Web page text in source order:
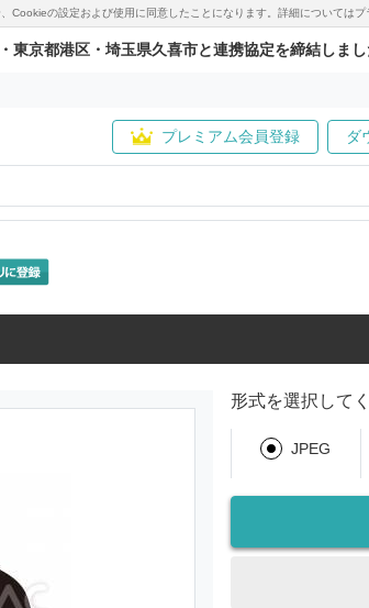
の設定および使用に同意したことになります。詳細については
東京都港区・埼玉県久喜市と連携協定を締結しまし
プレミアム会員登録 ダ
形式を選択して
JPEG